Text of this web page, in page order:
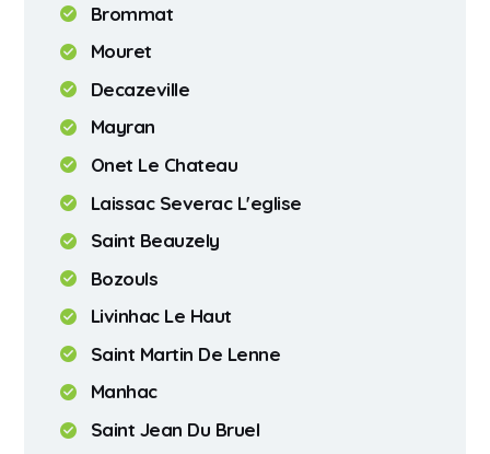
Brommat
Mouret
Decazeville
Mayran
Onet Le Chateau
Laissac Severac L'eglise
Saint Beauzely
Bozouls
Livinhac Le Haut
Saint Martin De Lenne
Manhac
Saint Jean Du Bruel